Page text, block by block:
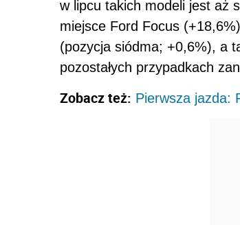
w lipcu takich modeli jest aż
miejsce Ford Focus
(pozycja siódma; +0,6%), a
pozostałych przypadkach
Zobacz też: Pierwsza jazda: